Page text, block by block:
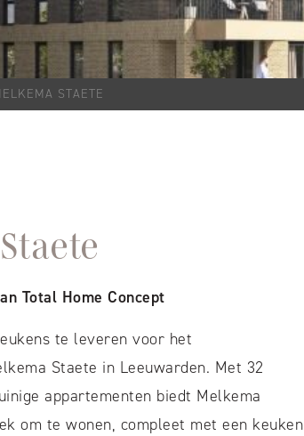
STAETE
Total Home Concept
te leveren voor het
Staete in Leeuwarden. Met 32
appartementen biedt Melkema
om te wonen, compleet met een keuken